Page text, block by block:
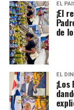
EL
¡El
de
EL